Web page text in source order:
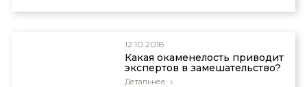
J. Creation 12(3):312–313, 1998 and Taylor, C.,
12.10.2018
Какая окаменелость приводит
экспертов в замешательство?
Детальнее